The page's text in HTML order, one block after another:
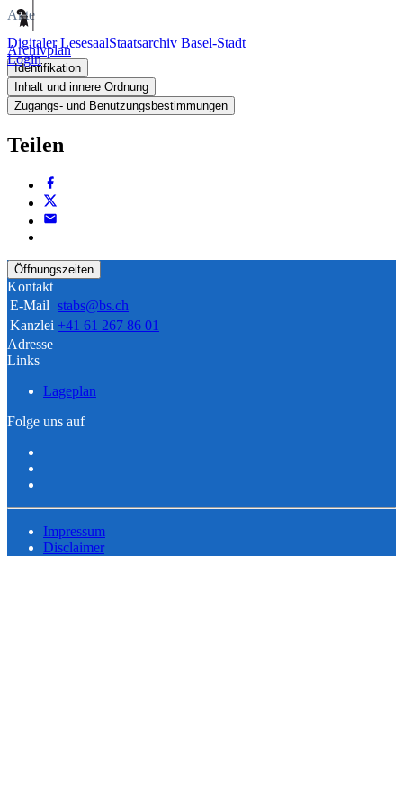
Digitaler LesesaalStaatsarchiv Basel-Stadt
Login
Akte
Archivplan
Identifikation
Inhalt und innere Ordnung
Zugangs- und Benutzungsbestimmungen
Teilen
Öffnungszeiten
Kontakt
E-Mail stabs@bs.ch
Kanzlei +41 61 267 86 01
Adresse
Links
Lageplan
Folge uns auf
Impressum
Disclaimer